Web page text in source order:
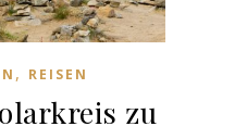
, REISEN
zu